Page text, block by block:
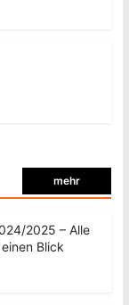
mehr
2025 – Alle
Blick